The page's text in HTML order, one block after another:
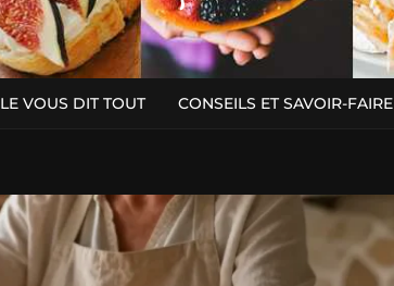
VOUS DIT TOUT CONSEILS ET SAVOIR-FAIRE